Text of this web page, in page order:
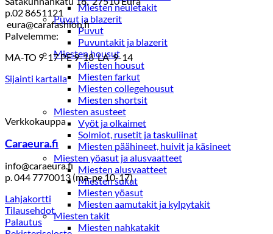
Miesten neuletakit
Puvut ja blazerit
Puvut
Puvuntakit ja blazerit
Miesten housut
Miesten housut
Miesten farkut
Miesten collegehousut
Miesten shortsit
Miesten asusteet
Vyöt ja olkaimet
Solmiot, rusetit ja taskuliinat
Miesten päähineet, huivit ja käsineet
Miesten yöasut ja alusvaatteet
Miesten alusvaatteet
Miesten sukat
Miesten yöasut
Miesten aamutakit ja kylpytakit
Miesten takit
Miesten nahkatakit
p.02 8651121
eura@carafashion.fi
Palvelemme:
MA-TO 9-17 PE 9-18 LA 9-14
Sijainti kartalla
Verkkokauppa
Caraeura.fi
info@caraeura.fi
p. 044 7770013 (ma-pe 10-17)
Lahjakortti
Tilausehdot
Palautus